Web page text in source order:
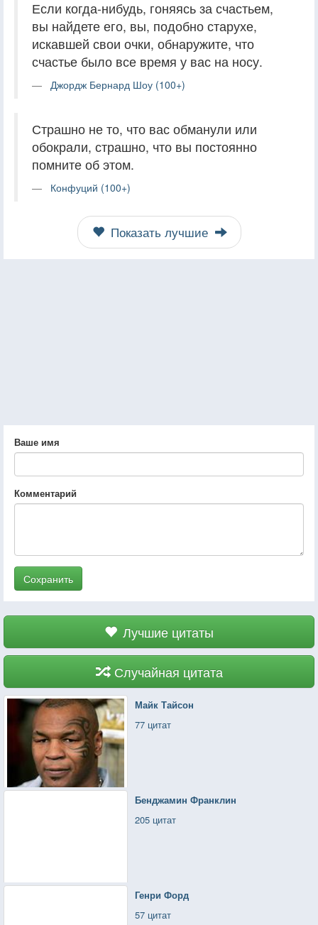
Если когда-нибудь, гоняясь за счастьем,
вы найдете его, вы, подобно старухе,
искавшей свои очки, обнаружите, что
счастье было все время у вас на носу.
Джордж Бернард Шоу (100+)
Страшно не то, что вас обманули или
обокрали, страшно, что вы постоянно
помните об этом.
Конфуций (100+)
Показать лучшие
Ваше имя
Комментарий
Сохранить
Лучшие цитаты
Случайная цитата
Майк Тайсон
77 цитат
Бенджамин Франклин
205 цитат
Генри Форд
57 цитат